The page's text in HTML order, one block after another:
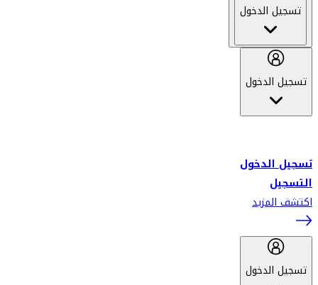
تسجيل الدخول
تسجيل الدخول
تسجيل الدخول
التسجيل
اكتشف المزيد
تسجيل الدخول